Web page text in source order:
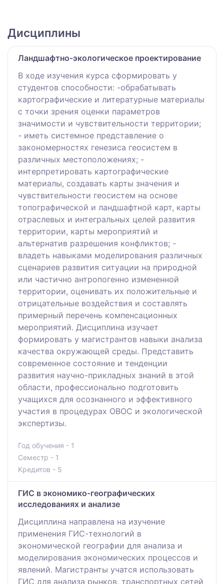
Дисциплины
Ландшафтно-экологическое проектирование
В ходе изучения курса сформировать у
студентов способности: -обрабатывать
картографические и литературные материалы
с точки зрения оценки параметров
значимости и чувствительности территории;
- иметь системное представление о
закономерностях генезиса геосистем в
различных местоположениях; -
интерпретировать картографические
материалы, создавать карты значения и
чувствительности геосистем на основе
топографической и ландшафтной карт, карты
отраслевых и интегральных целей развития
территории, карты мероприятий и
альтернатив разрешения конфликтов; -
владеть навыками моделирования различных
сценариев развития ситуации на природной
или частично антропогенно измененной
территории, оценивать их положительные и
отрицательные воздействия и составлять
примерный перечень компенсационных
мероприятий. Дисциплина изучает
формировать у магистрантов навыки анализа
качества окружающей среды. Представить
современное состояние и тенденции
развития научно-прикладных знаний в этой
области, профессионально подготовить
учащихся для осознанного и эффективного
участия в процедурах ОВОС и экологической
экспертизы.
Год обучения - 1
Семестр - 1
Кредитов - 5
ГИС в экономико-географических
исследованиях и анализе
Дисциплина направлена на изучение
применения ГИС-технологий в
экономической географии для анализа и
моделирования экономических процессов и
явлений. Магистранты учатся использовать
ГИС для анализа рынков, транспортных сетей